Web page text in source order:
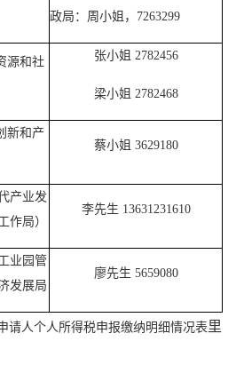
政局：周小姐，7263299
源和社
张小姐 2782456
梁小姐 2782468
新和产
蔡小姐 3629180
产业发
作局）
李先生 13631231610
业园管
发展局
廖先生 5659080
请人个人所得税申报缴纳明细情况表 里